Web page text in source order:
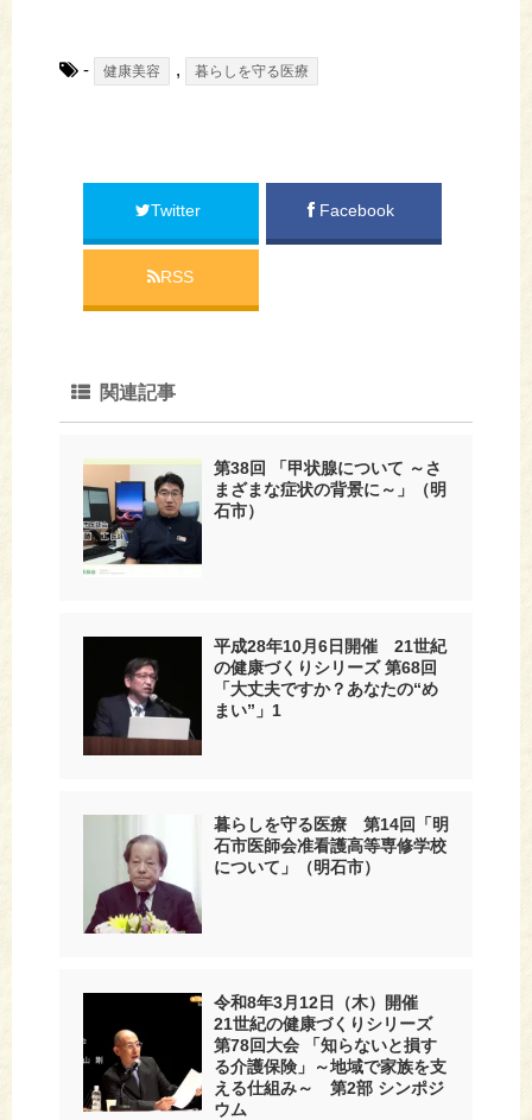
- 健康美容 , 暮らしを守る医療
Twitter Facebook
RSS
関連記事
第38回 「甲状腺について ～さ
まざまな症状の背景に～」（明
石市）
平成28年10月6日開催 21世紀
の健康づくりシリーズ 第68回
「大丈夫ですか？あなたの“め
まい”」1
暮らしを守る医療 第14回「明
石市医師会准看護高等専修学校
について」（明石市）
令和8年3月12日（木）開催
21世紀の健康づくりシリーズ
第78回大会 「知らないと損す
る介護保険」～地域で家族を支
える仕組み～ 第2部 シンポジ
ウム